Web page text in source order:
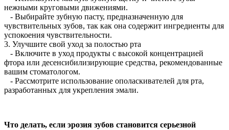
нежными круговыми движениями.
- Выбирайте зубную пасту, предназначенную для
чувствительных зубов, так как она содержит ингредиенты для
успокоения чувствительности.
3. Улучшите свой уход за полостью рта
- Включите в уход продукты с высокой концентрацией
фтора или десенсибилизирующие средства, рекомендованные
вашим стоматологом.
- Рассмотрите использование ополаскивателей для рта,
разработанных для укрепления эмали.
Что делать, если эрозия зубов становится серьезной